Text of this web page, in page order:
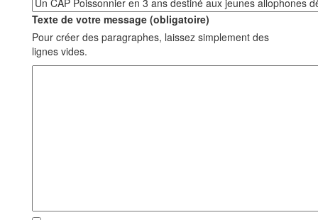
Texte de votre message (obligatoire)
Pour créer des paragraphes, laissez simplement des
lignes vides.